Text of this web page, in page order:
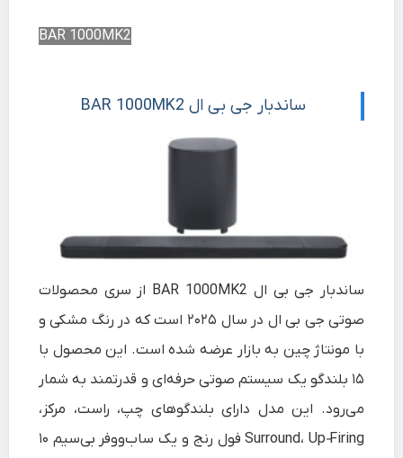
BAR 1000MK2
ساندبار جی بی ال BAR 1000MK2
ساندبار جی بی ال BAR 1000MK2 از سری محصولات
صوتی جی‌ بی‌ ال در سال ۲۰۲۵ است که در رنگ مشکی و
با مونتاژ چین به بازار عرضه شده است. این محصول با
۱۵ بلندگو یک سیستم صوتی حرفه‌ای و قدرتمند به شمار
می‌رود. این مدل دارای بلندگوهای چپ، راست، مرکز،
Surround، Up‑Firing فول‌ رنج و یک ساب‌ووفر بی‌سیم ۱۰